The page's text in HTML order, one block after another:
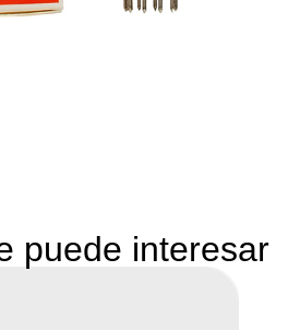
puede interesar